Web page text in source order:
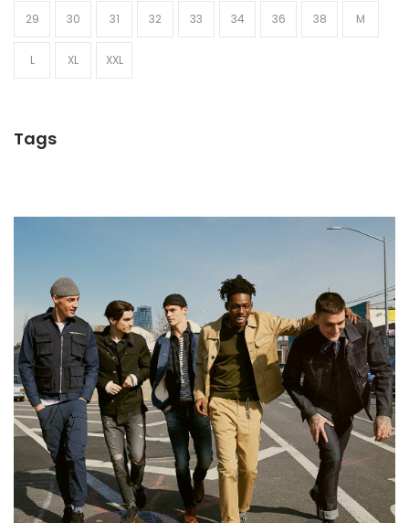
29 30 31 32 33 34 36 38 M
L XL XXL
Tags